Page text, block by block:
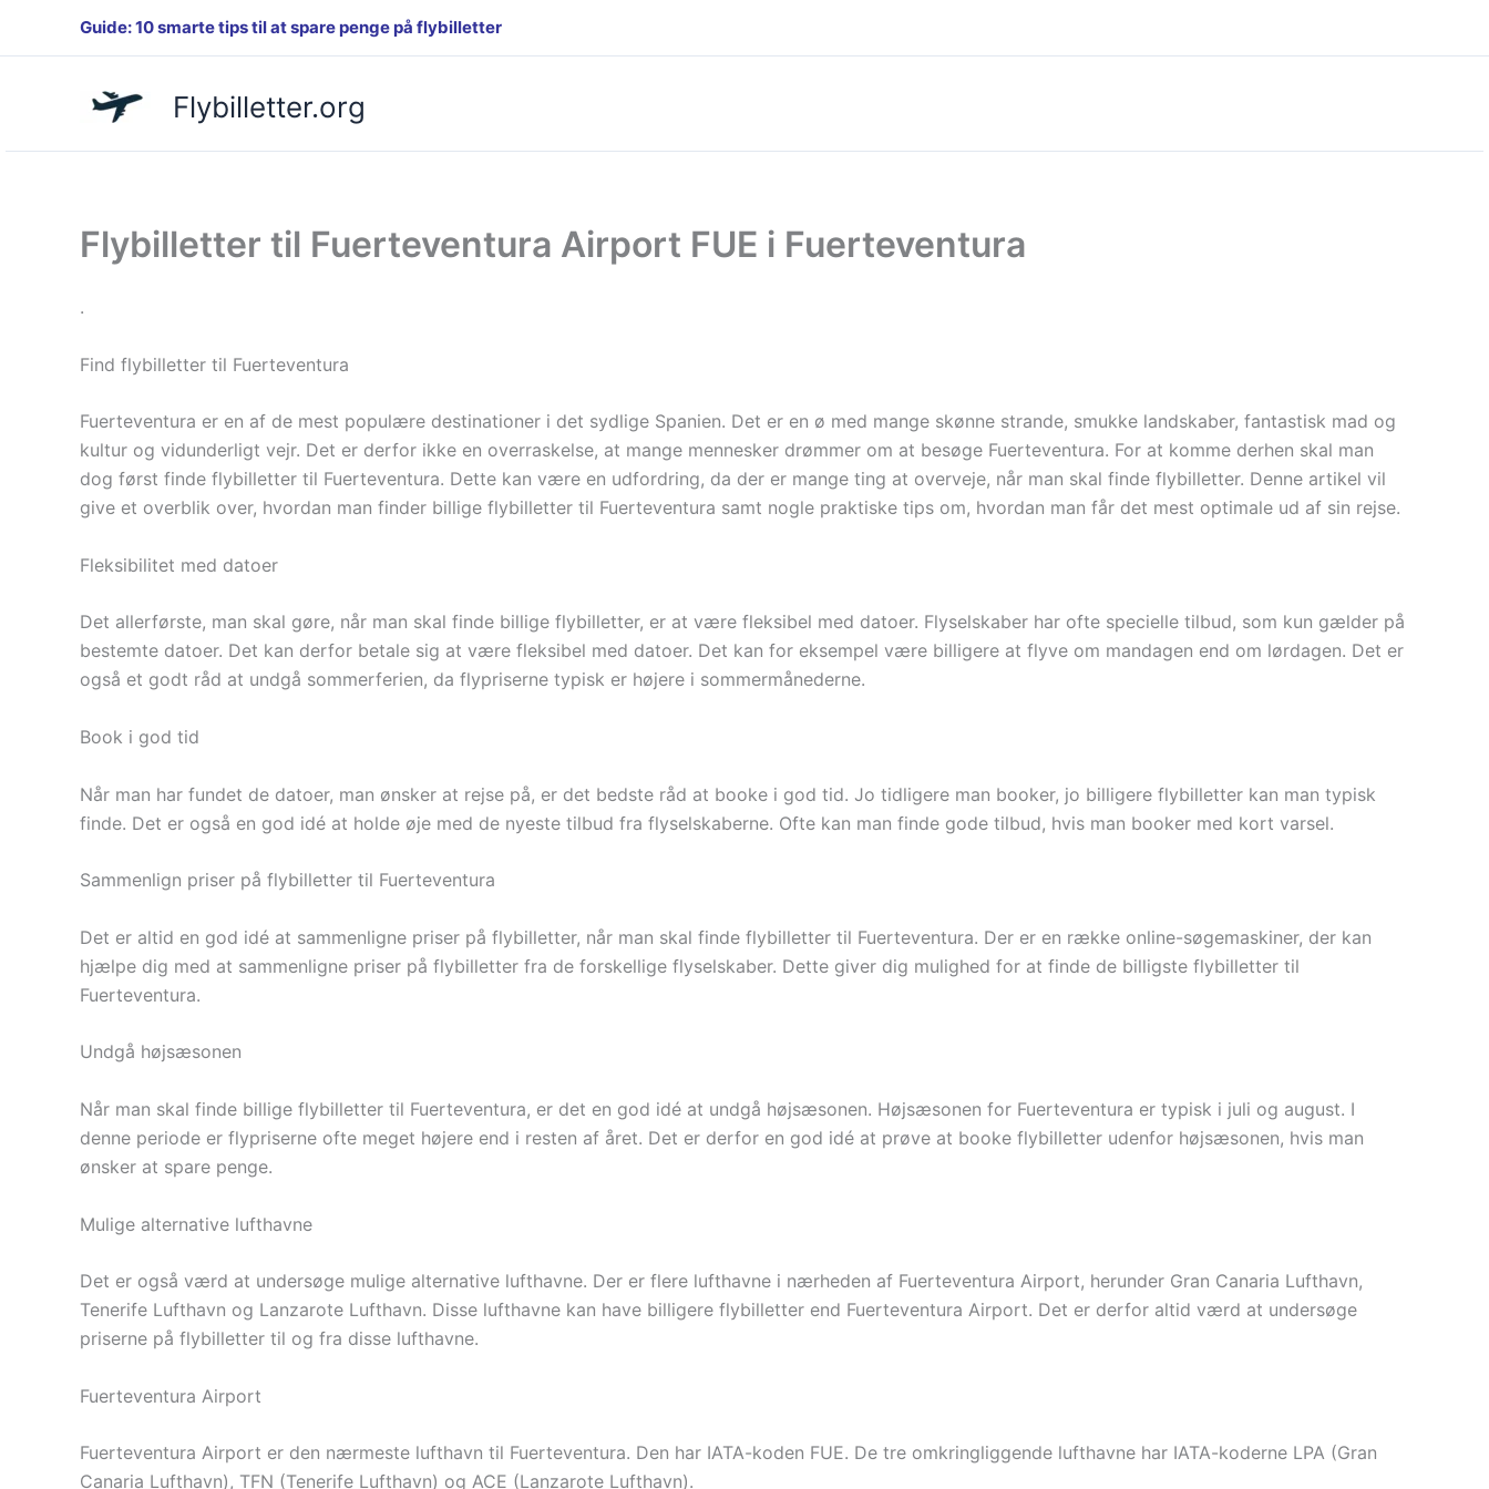
Guide: 10 smarte tips til at spare penge på flybilletter
Flybilletter.org
Flybilletter til Fuerteventura Airport FUE i Fuerteventura
.
Find flybilletter til Fuerteventura
Fuerteventura er en af de mest populære destinationer i det sydlige Spanien. Det er en ø med mange skønne strande, smukke landskaber, fantastisk mad og
kultur og vidunderligt vejr. Det er derfor ikke en overraskelse, at mange mennesker drømmer om at besøge Fuerteventura. For at komme derhen skal man
dog først finde flybilletter til Fuerteventura. Dette kan være en udfordring, da der er mange ting at overveje, når man skal finde flybilletter. Denne artikel vil
give et overblik over, hvordan man finder billige flybilletter til Fuerteventura samt nogle praktiske tips om, hvordan man får det mest optimale ud af sin rejse.
Fleksibilitet med datoer
Det allerførste, man skal gøre, når man skal finde billige flybilletter, er at være fleksibel med datoer. Flyselskaber har ofte specielle tilbud, som kun gælder på
bestemte datoer. Det kan derfor betale sig at være fleksibel med datoer. Det kan for eksempel være billigere at flyve om mandagen end om lørdagen. Det er
også et godt råd at undgå sommerferien, da flypriserne typisk er højere i sommermånederne.
Book i god tid
Når man har fundet de datoer, man ønsker at rejse på, er det bedste råd at booke i god tid. Jo tidligere man booker, jo billigere flybilletter kan man typisk
finde. Det er også en god idé at holde øje med de nyeste tilbud fra flyselskaberne. Ofte kan man finde gode tilbud, hvis man booker med kort varsel.
Sammenlign priser på flybilletter til Fuerteventura
Det er altid en god idé at sammenligne priser på flybilletter, når man skal finde flybilletter til Fuerteventura. Der er en række online-søgemaskiner, der kan
hjælpe dig med at sammenligne priser på flybilletter fra de forskellige flyselskaber. Dette giver dig mulighed for at finde de billigste flybilletter til
Fuerteventura.
Undgå højsæsonen
Når man skal finde billige flybilletter til Fuerteventura, er det en god idé at undgå højsæsonen. Højsæsonen for Fuerteventura er typisk i juli og august. I
denne periode er flypriserne ofte meget højere end i resten af året. Det er derfor en god idé at prøve at booke flybilletter udenfor højsæsonen, hvis man
ønsker at spare penge.
Mulige alternative lufthavne
Det er også værd at undersøge mulige alternative lufthavne. Der er flere lufthavne i nærheden af Fuerteventura Airport, herunder Gran Canaria Lufthavn,
Tenerife Lufthavn og Lanzarote Lufthavn. Disse lufthavne kan have billigere flybilletter end Fuerteventura Airport. Det er derfor altid værd at undersøge
priserne på flybilletter til og fra disse lufthavne.
Fuerteventura Airport
Fuerteventura Airport er den nærmeste lufthavn til Fuerteventura. Den har IATA-koden FUE. De tre omkringliggende lufthavne har IATA-koderne LPA (Gran
Canaria Lufthavn), TFN (Tenerife Lufthavn) og ACE (Lanzarote Lufthavn).